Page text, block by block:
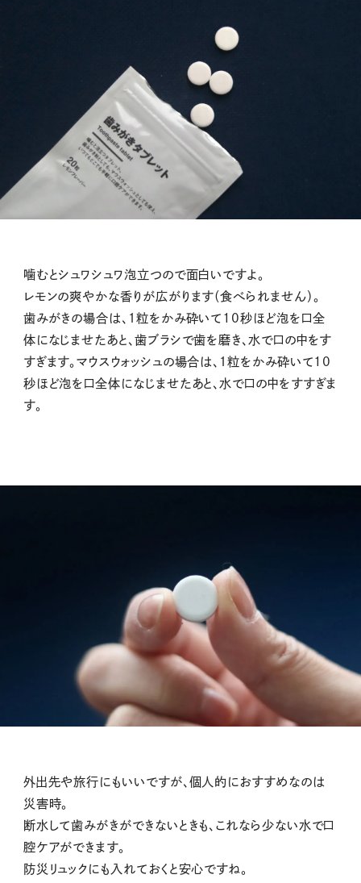
噛むとシュワシュワ泡立つので面白いですよ。
レモンの爽やかな香りが広がります（食べられません）。
歯みがきの場合は、１粒をかみ砕いて10秒ほど泡を口全
体になじませたあと、歯ブラシで歯を磨き、水で口の中をす
すぎます。マウスウォッシュの場合は、１粒をかみ砕いて10
秒ほど泡を口全体になじませたあと、水で口の中をすすぎま
す。
外出先や旅行にもいいですが、個人的におすすめなのは
災害時。
断水して歯みがきができないときも、これなら少ない水で口
腔ケアができます。
防災リュックにも入れておくと安心ですね。